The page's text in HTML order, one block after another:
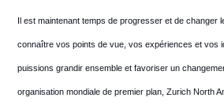
Il est maintenant temps de progresser et de changer
connaître vos points de vue, vos expériences et vos
puissions grandir ensemble et favoriser un
organisation mondiale de premier plan, Zurich North